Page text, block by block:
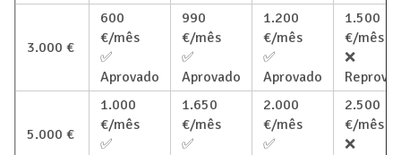
3.000 €
600
€/mês
✅
Aprovado
990
€/mês
✅
Aprovado
1.200
€/mês
✅
Aprovado
1.500
€/mês
❌
5.000 €
1.000
€/mês
✅
1.650
€/mês
✅
2.000
€/mês
✅
2.500
€/mês
❌